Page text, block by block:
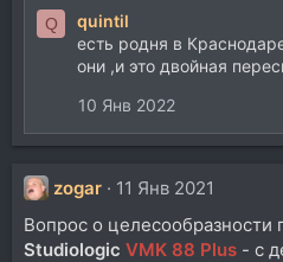
Q
quintil
есть родня в
они ,и это двойная
10 Янв 2022
zogar
11 Янв 2021
Вопрос о целесообразности
Studiologic VMK 88 Plus - с